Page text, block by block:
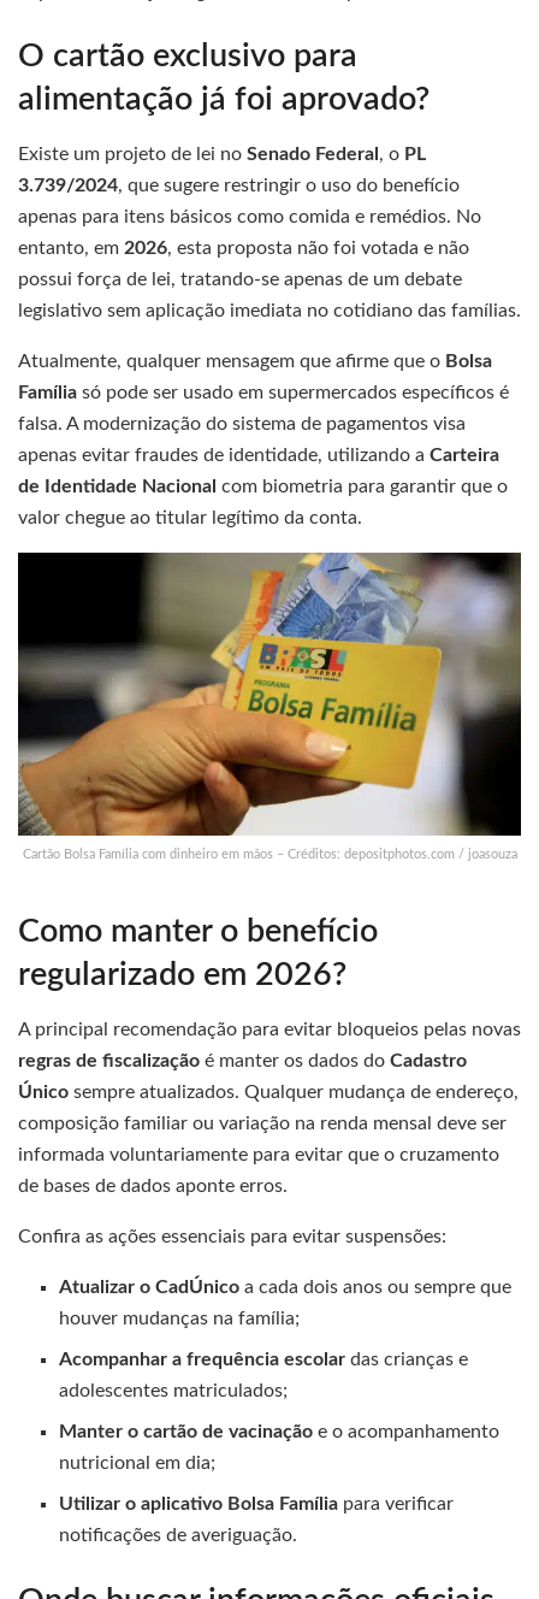
O cartão exclusivo para
alimentação já foi aprovado?
Existe um projeto de lei no Senado Federal , o PL
3.739/2024, que sugere restringir o uso do benefício
apenas para itens básicos como comida e remédios. No
entanto, em 2026, esta proposta não foi votada e não
possui força de lei, tratando-se apenas de um debate
legislativo sem aplicação imediata no cotidiano das famílias.
Atualmente, qualquer mensagem que afirme que o Bolsa
Família só pode ser usado em supermercados específicos é
falsa. A modernização do sistema de pagamentos visa
apenas evitar fraudes de identidade, utilizando a Carteira
de Identidade Nacional com biometria para garantir que o
valor chegue ao titular legítimo da conta.
Cartão Bolsa Família com dinheiro em mãos – Créditos: depositphotos.com / joasouza
Como manter o benefício
regularizado em 2026?
A principal recomendação para evitar bloqueios pelas novas
regras de fiscalização é manter os dados do Cadastro
Único sempre atualizados. Qualquer mudança de endereço,
composição familiar ou variação na renda mensal deve ser
informada voluntariamente para evitar que o cruzamento
de bases de dados aponte erros.
Confira as ações essenciais para evitar suspensões:
Atualizar o CadÚnico a cada dois anos ou sempre que
houver mudanças na família;
Acompanhar a frequência escolar das crianças e
adolescentes matriculados;
Manter o cartão de vacinação e o acompanhamento
nutricional em dia;
Utilizar o aplicativo Bolsa Família para verificar
notificações de averiguação.